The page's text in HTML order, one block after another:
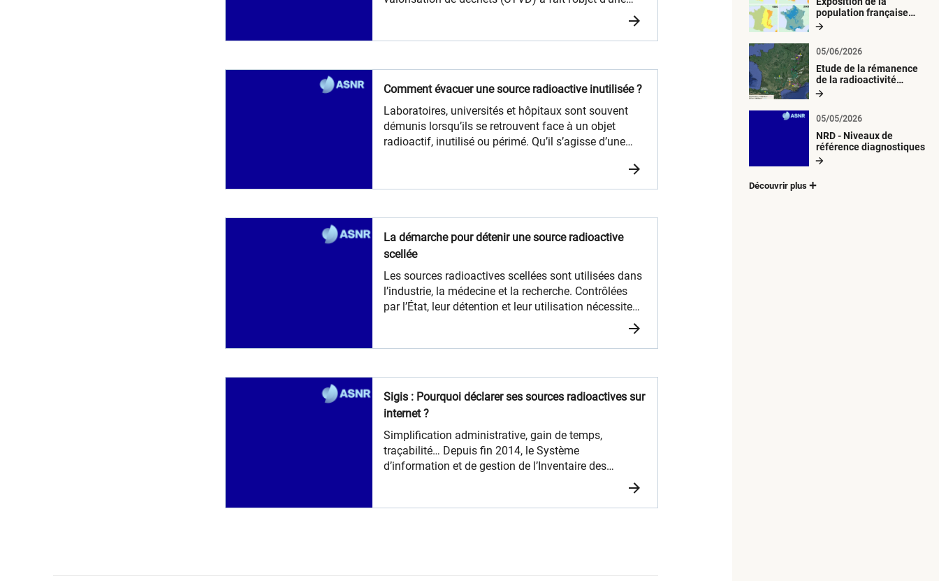
Comment évacuer une source radioactive inutilisée ?
Laboratoires, universités et hôpitaux sont souvent
démunis lorsqu’ils se retrouvent face à un objet
radioactif, inutilisé ou périmé. Qu’il s’agisse d’une
cobalt, il ne faut pas la conserver. Pour le domaine
industriel et médical, que dit la loi ? Quelle conduite
responsabilités pour son détenteur ?
La démarche pour détenir une source radioactive
scellée
Les sources radioactives scellées sont utilisées dans
l’industrie, la médecine et la recherche. Contrôlées
par l’État, leur détention et leur utilisation nécessitent
seront suivies et inscrites dans une base de données
nationale. Repères décrit la réalité d’une première
Sigis : Pourquoi déclarer ses sources radioactives sur
internet ?
Simplification administrative, gain de temps,
traçabilité… Depuis fin 2014, le Système
d’information et de gestion de l’Inventaire des
radioactives existantes en France de télédéclarer sur
population française
métropolitaine aux
atmosphériques
radioactives depuis 1945
Etude de la rémanence
de la radioactivité
d’origine artificielle
05/06/2026
NRD - Niveaux de
référence diagnostiques
05/05/2026
Découvrir plus